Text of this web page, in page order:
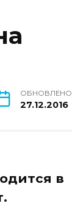
ОБНОВЛЕНО
27.12.2016
в